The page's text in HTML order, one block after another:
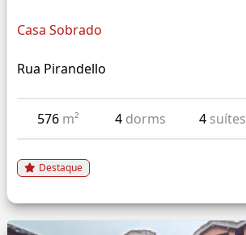
Casa Sobrado
Rua Pirandello
576 m² 4 dorms 4 suítes
Destaque